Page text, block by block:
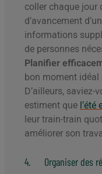
coller chaque jour
d’avancement
informations
de personnes
Planifier
bon moment
D’ailleurs, saviez-
estiment que
leur train-train
améliorer son
4. Organiser des